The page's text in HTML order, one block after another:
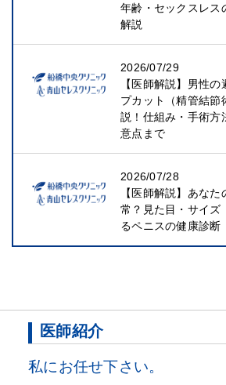
年齢・セックスレス
解説
2026/07/29
【医師解説】男性
プカット（精管結節
説！仕組み・手術方
意点まで
2026/07/28
【医師解説】あな
常？見た目・サイズ
るペニスの健康診断
医師紹介
私にお任せ下さい。